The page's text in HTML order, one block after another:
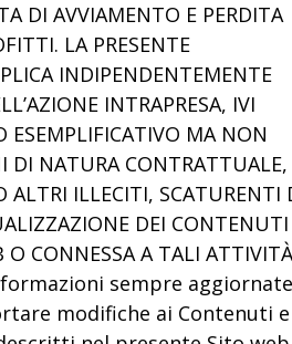
DI AVVIAMENTO E PERDITA
LA PRESENTE
INDIPENDENTEMENTE
INTRAPRESA, IVI
ESEMPLIFICATIVO MA NON
DI NATURA CONTRATTUALE,
ALTRI ILLECITI, SCATURENTI
DEI
O CONNESSA A TALI
sempre
modifiche ai Contenuti